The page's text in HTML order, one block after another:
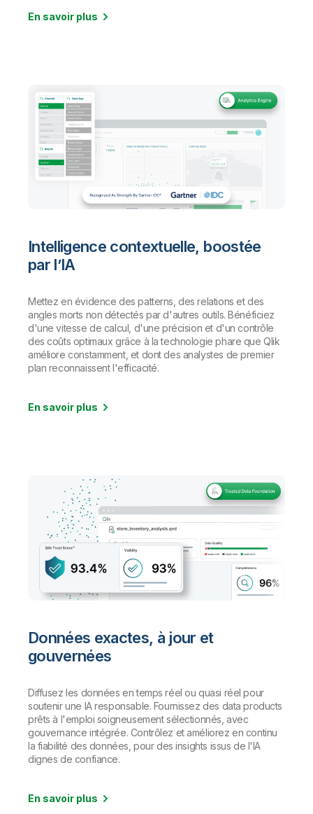
En savoir plus
Intelligence contextuelle, boostée
par l’IA
Mettez en évidence des patterns, des relations et des
angles morts non détectés par d'autres outils. Bénéficiez
d'une vitesse de calcul, d'une précision et d'un contrôle
des coûts optimaux grâce à la technologie phare que Qlik
améliore constamment, et dont des analystes de premier
plan reconnaissent l'efficacité.
En savoir plus
Données exactes, à jour et
gouvernées
Diffusez les données en temps réel ou quasi réel pour
soutenir une IA responsable. Fournissez des data products
prêts à l'emploi soigneusement sélectionnés, avec
gouvernance intégrée. Contrôlez et améliorez en continu
la fiabilité des données, pour des insights issus de l'IA
dignes de confiance.
En savoir plus